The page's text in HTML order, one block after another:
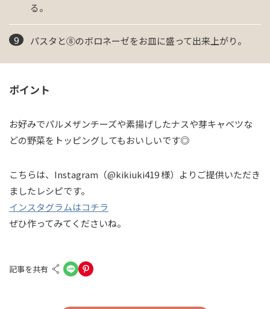
る。
パスタと⑧のボロネーゼをお皿に盛って出来上がり。
ポイント
お好みでパルメザンチーズや素揚げしたナスや芽キャベツな
どの野菜をトッピングしてもおいしいです◎
こちらは、Instagram（@kikiuki419 様）よりご提供いただき
ましたレシピです。
インスタグラムはコチラ
ぜひ作ってみてくださいね。
記事を共有